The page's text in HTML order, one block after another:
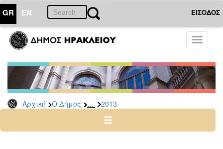
GR EN ΕΙΣΟΔΟΣ
Toggle
Αρχική Ο Δήμος ... 2013
ΔΗΜΟΣ
Διακηρύξεις
Δημοπρασίες
Αρχείο
2025